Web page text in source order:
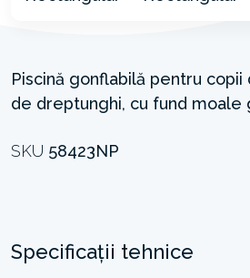
Piscină gonflabilă pentru copii
de dreptunghi, cu fund moale
SKU 58423NP
Specificații tehnice